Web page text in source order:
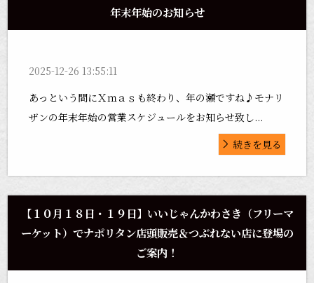
年末年始のお知らせ
2025-12-26 13:55:11
あっという間にＸｍａｓも終わり、年の瀬ですね♪モナリ
ザンの年末年始の営業スケジュールをお知らせ致し...
続きを見る
【１０月１８日・１９日】いいじゃんかわさき（フリーマ
ーケット）でナポリタン店頭販売＆つぶれない店に登場の
ご案内！